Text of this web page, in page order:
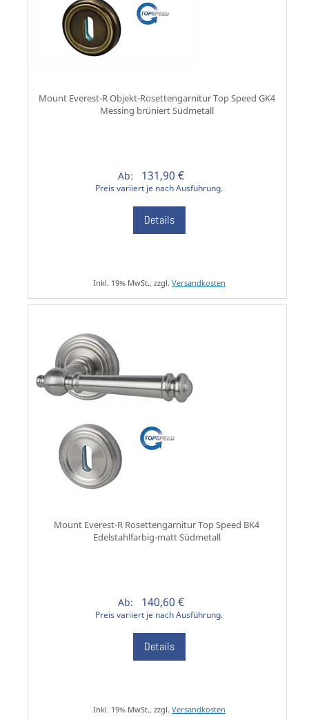
Mount Everest-R Objekt-Rosettengarnitur Top Speed GK4
Messing brüniert Südmetall
Ab: 131,90 €
Preis variiert je nach Ausführung.
Details
Inkl. 19% MwSt., zzgl. Versandkosten
Mount Everest-R Rosettengarnitur Top Speed BK4
Edelstahlfarbig-matt Südmetall
Ab: 140,60 €
Preis variiert je nach Ausführung.
Details
Inkl. 19% MwSt., zzgl. Versandkosten